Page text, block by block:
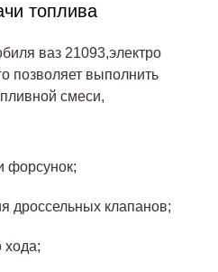
топлива
ваз 21093,электро
позволяет выполнить
смеси,
форсунок;
дроссельных клапанов;
хода;